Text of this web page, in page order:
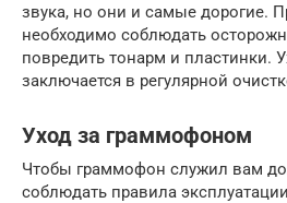
звука, но они и самые дорогие.
необходимо соблюдать
повредить тонарм и пластинки.
заключается в регулярной
Уход за граммофоном
Чтобы граммофон служил вам
соблюдать правила